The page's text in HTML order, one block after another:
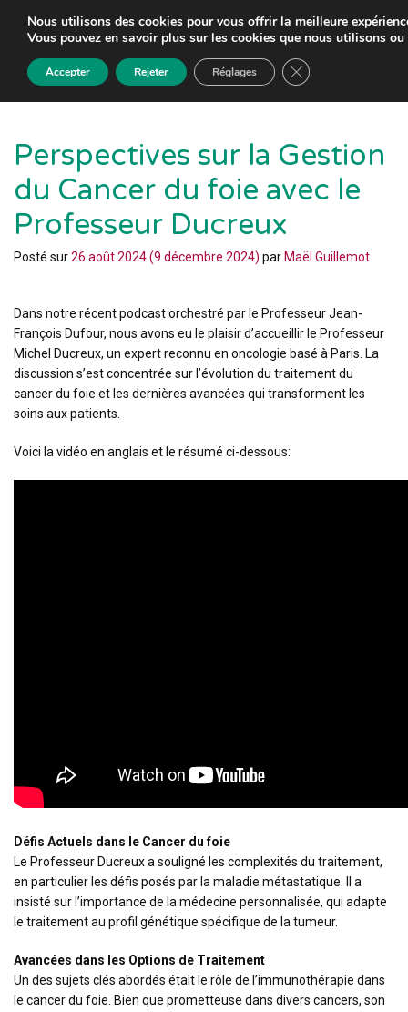
Perspectives sur la Gestion
du Cancer du foie avec le
Professeur Ducreux
Posté sur26 août 2024(9 décembre 2024) par Maël Guillemot
Dans notre récent podcast orchestré par le Professeur Jean-
François Dufour, nous avons eu le plaisir d’accueillir le Professeur
Michel Ducreux, un expert reconnu en oncologie basé à Paris. La
discussion s’est concentrée sur l’évolution du traitement du
cancer du foie et les dernières avancées qui transforment les
soins aux patients.
Voici la vidéo en anglais et le résumé ci-dessous:
Défis Actuels dans le Cancer du foie
Le Professeur Ducreux a souligné les complexités du traitement,
en particulier les défis posés par la maladie métastatique. Il a
insisté sur l’importance de la médecine personnalisée, qui adapte
le traitement au profil génétique spécifique de la tumeur.
Avancées dans les Options de Traitement
Un des sujets clés abordés était le rôle de l’immunothérapie dans
le cancer du foie. Bien que prometteuse dans divers cancers, son
Nous utilisons des cookies pour vous offrir la meilleure
Vous pouvez en savoir plus sur les cookies que nous utilisons
Accepter Rejeter Réglages Close GDPR